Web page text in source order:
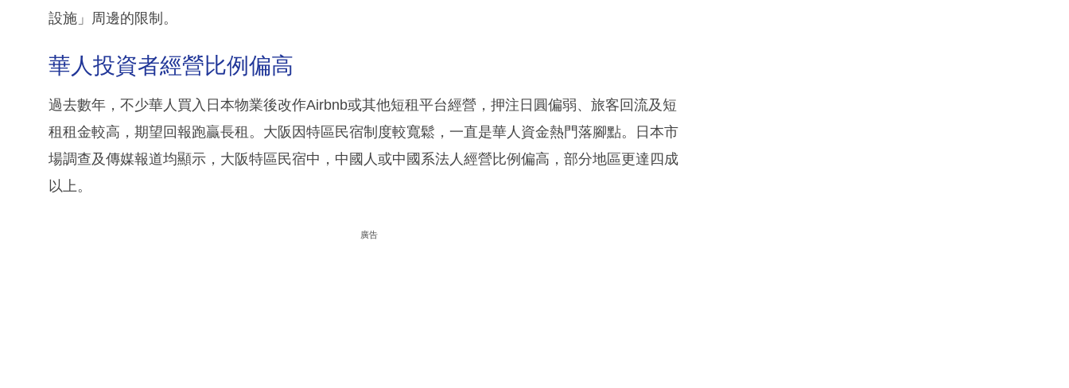
設施」周邊的限制。
華人投資者經營比例偏高
過去數年，不少華人買入日本物業後改作Airbnb或其他短租平台經營，押注日圓偏弱、旅客回流及短
租租金較高，期望回報跑贏長租。大阪因特區民宿制度較寬鬆，一直是華人資金熱門落腳點。日本市
場調查及傳媒報道均顯示，大阪特區民宿中，中國人或中國系法人經營比例偏高，部分地區更達四成
以上。
廣告